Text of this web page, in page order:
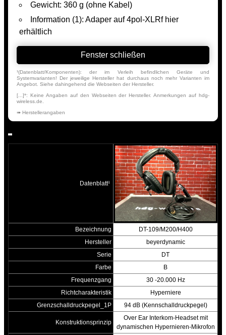
Gewicht: 360 g (ohne Kabel)
Information (1): Adaper auf 4pol-XLRf hier
erhältlich
Fenster schließen
¹(Datenblatt/Komponenten): der im Verleih befindlichen Geräte und
Systemvarianten! Der jeweilige Hersteller hat durchaus noch mehr Varianten im
Angebot. Siehe dahingehend die Webseiten der Hersteller.
[...]*: Keine Angaben auf den Webseiten der Hersteller. Anmerkungen auf hdg-
wireless.de.
➠ Herstellerangaben
Datenblatt¹
Bezeichnung
DT-109/M200/H400
Hersteller
beyerdynamic
Serie
DT
Farbe
B
Frequenzgang
30 -20.000 Hz
Richtcharakteristik
Hyperniere
Grenzschalldruckpegel_1P
94 dB (Kennschalldruckpegel)
Konstruktionsprinzip
Over Ear Interkom-Headset mit
dynamischen Hypernieren-Mikrofon